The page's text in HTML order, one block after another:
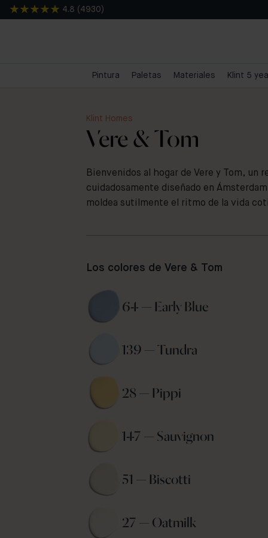
4.8 ( 4930 )
Pintura Paletas Materiales Klint 5
Klint Homes
Vere & Tom
Bienvenidos al hogar de Vere y Tom, un
cuidadosamente diseñado en
moldea sutilmente el ritmo de la vida
Los colores de Vere & Tom
64 — Early Blue
139 — Tundra
28 — Pippi
147 — Sauvignon
51 — Biscotti
27 — Oatmilk